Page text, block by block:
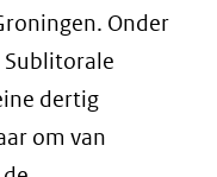
Onder
dertig
om van